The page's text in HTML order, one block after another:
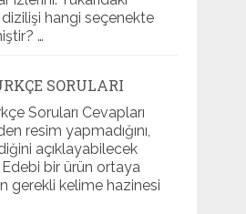
hangi seçenekte
…
SORULARI
Soruları Cevapları
resim yapmadığını,
açıklayabilecek
bir ürün ortaya
gerekli kelime hazinesi